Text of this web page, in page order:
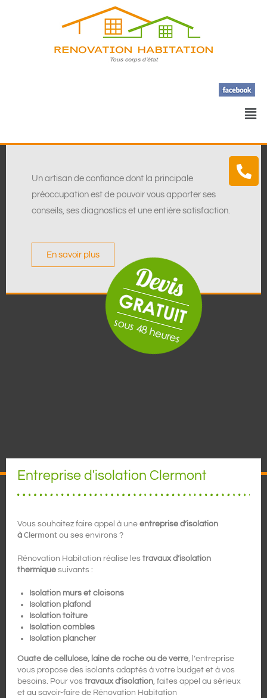
Un artisan de confiance dont la principale
préoccupation est de pouvoir vous apporter ses
conseils, ses diagnostics et une entière satisfaction.
En savoir plus
Entreprise d'isolation Clermont
Vous souhaitez faire appel à une entreprise d’isolation
à Clermontou ses environs ?
Rénovation Habitation réalise les travaux d’isolation
thermiquesuivants :
Isolation murs et cloisons
Isolation plafond
Isolation toiture
Isolation combles
Isolation plancher
Ouate de cellulose, laine de roche ou de verre, l’entreprise
vous propose des isolants adaptés à votre budget et à vos
besoins. Pour vos travaux d’isolation, faites appel au sérieux
et au savoir-faire de Rénovation Habitation